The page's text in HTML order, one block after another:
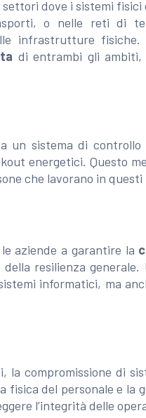
dove i sistemi
o nelle reti di
infrastrutture
di entrambi gli ambiti,
un sistema di
energetici. Questo
che lavorano in
aziende a garantire la
resilienza
informatici, ma
la compromissione di
fisica del personale e la
l’integrità delle